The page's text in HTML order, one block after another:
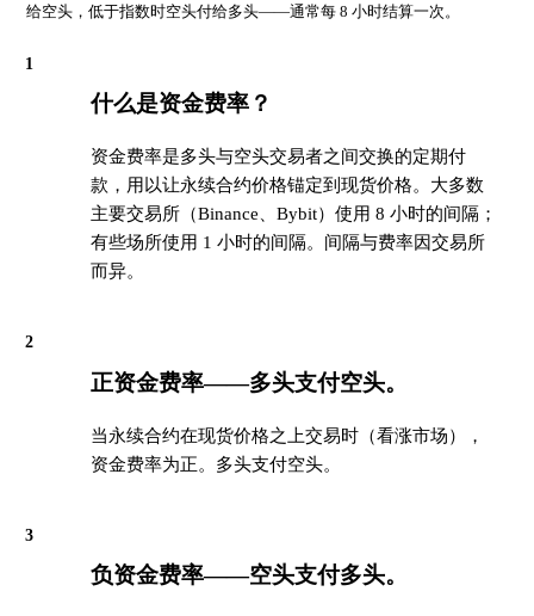
给空头，低于指数时空头付给多头——通常每 8 小时结算一次。
1
什么是资金费率？
资金费率是多头与空头交易者之间交换的定期付
款，用以让永续合约价格锚定到现货价格。大多数
主要交易所（Binance、Bybit）使用 8 小时的间隔；
有些场所使用 1 小时的间隔。间隔与费率因交易所
而异。
2
正资金费率——多头支付空头。
当永续合约在现货价格之上交易时（看涨市场），
资金费率为正。多头支付空头。
3
负资金费率——空头支付多头。